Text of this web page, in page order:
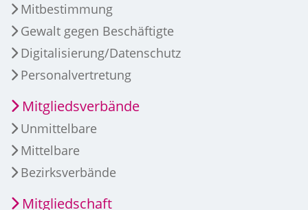
Mitbestimmung
Gewalt gegen Beschäftigte
Digitalisierung/Datenschutz
Personalvertretung
Mitgliedsverbände
Unmittelbare
Mittelbare
Bezirksverbände
Mitgliedschaft